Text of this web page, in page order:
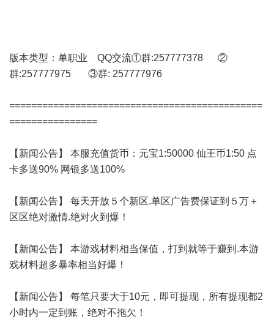
版本类型：单职业 QQ交流①群:257777378 ②
群:257777975 ③群: 257777976
==============================================
================
【新闻公告】 本服充值货币：元宝1:50000 仙王币1:50 点
卡多送90% 网银多送100%
【新闻公告】 每天开放５个新区.单区广告费保证到５万＋
区区绝对激情.绝对火到爆！
【新闻公告】 本游戏材料相当保值，打到就等于赚到.本游
戏材料超多暴率相当好爆！
【新闻公告】 每笔只要大于10元，即可提现，所有提现都2
小时内一定到账，绝对不拖欠！